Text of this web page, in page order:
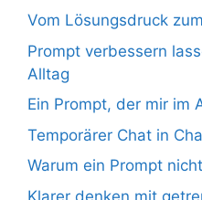
Vom Lösungsdruck
Prompt verbessern
Alltag
Ein Prompt, der mir im
Temporärer Chat in
Warum ein Prompt
Klarer denken mit